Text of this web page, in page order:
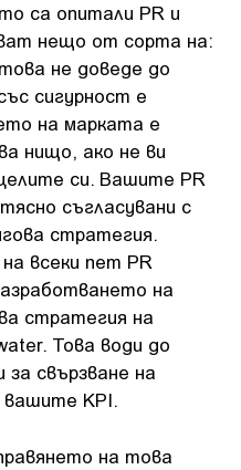
са опитали PR и
нещо от сорта на:
не доведе до
сигурност е
на марката е
нищо, ако не ви
си. Вашите PR
съгласувани с
стратегия.
всеки пет PR
на
стратегия на
Това води до
свързване на
вашите KPI.
на това